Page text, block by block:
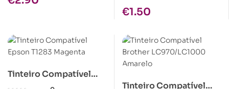
€1.50
Tinteiro Compatível
Epson T1283 Magenta
Tinteiro Compatível